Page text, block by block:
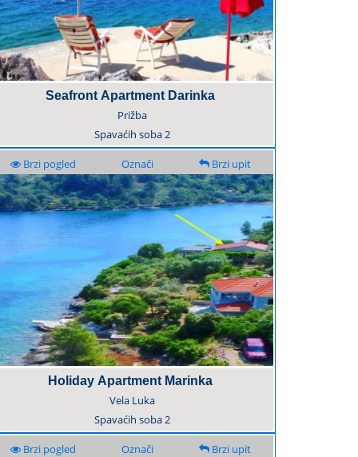
Seafront Apartment Darinka
Prižba
Spavaćih soba2
Brzi pogled Označi Brzi upit
Holiday Apartment Marinka
Vela Luka
Spavaćih soba2
Brzi pogled Označi Brzi upit